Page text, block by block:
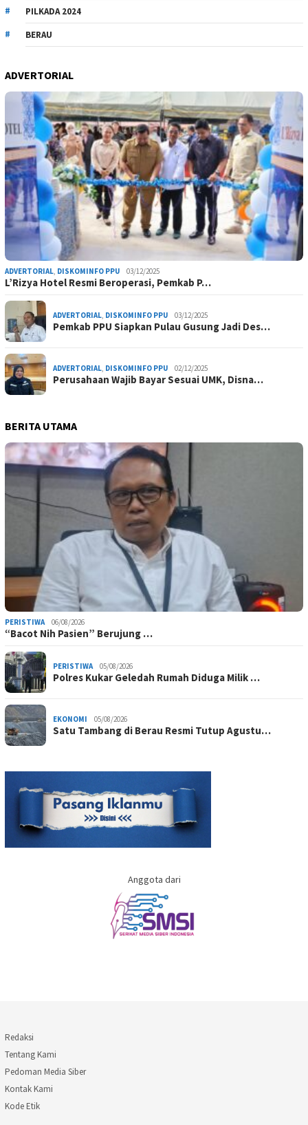
PILKADA 2024
BERAU
ADVERTORIAL
ADVERTORIAL DISKOMINFO PPU 03/12/2025
L’Rizya Hotel Resmi Beroperasi, Pemkab P…
ADVERTORIAL DISKOMINFO PPU 03/12/2025
Pemkab PPU Siapkan Pulau Gusung Jadi Des…
ADVERTORIAL DISKOMINFO PPU 02/12/2025
Perusahaan Wajib Bayar Sesuai UMK, Disna…
BERITA UTAMA
PERISTIWA 06/08/2026
“Bacot Nih Pasien” Berujung …
PERISTIWA 05/08/2026
Polres Kukar Geledah Rumah Diduga Milik …
EKONOMI 05/08/2026
Satu Tambang di Berau Resmi Tutup Agustu…
Anggota dari
Redaksi
Tentang Kami
Pedoman Media Siber
Kontak Kami
Kode Etik